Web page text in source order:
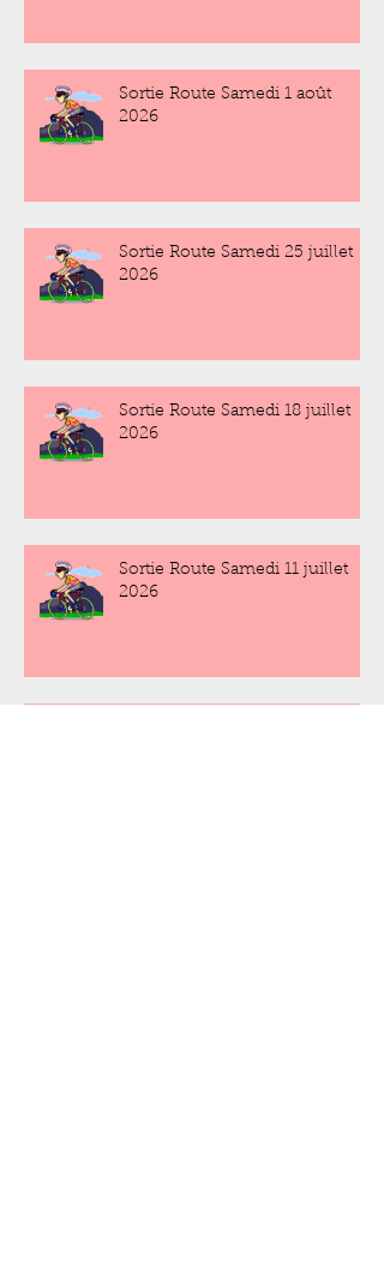
Sortie Route Samedi 1 août
2026
Sortie Route Samedi 25 juillet
2026
Sortie Route Samedi 18 juillet
2026
Sortie Route Samedi 11 juillet
2026